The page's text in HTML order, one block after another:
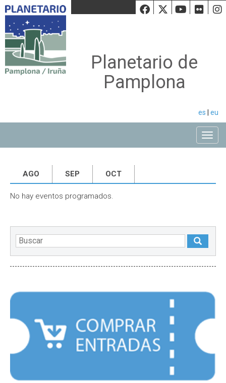
Facebook
Twiiter
Planetario de
Pamplona
es eu
AGO SEP OCT
No hay eventos programados.